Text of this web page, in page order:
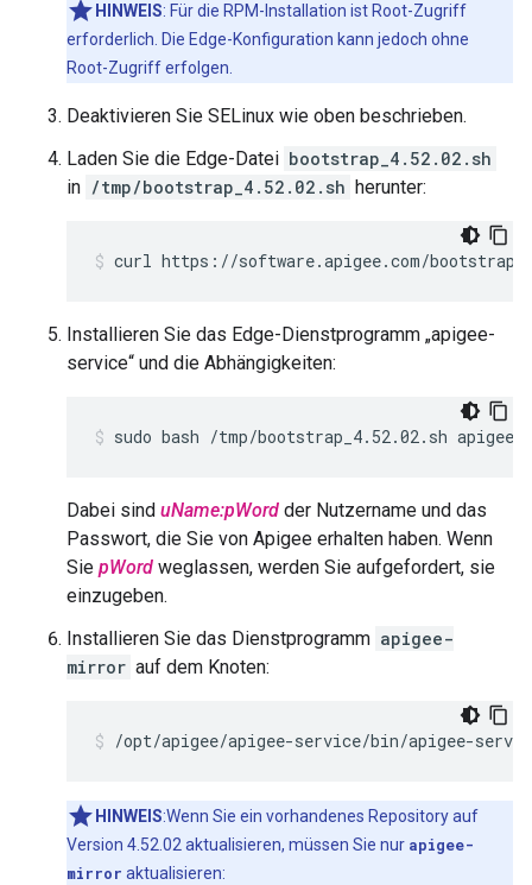
HINWEIS: Für die RPM-Installation ist Root-Zugriff
erforderlich. Die Edge-Konfiguration kann jedoch ohne
Root-Zugriff erfolgen.
Deaktivieren Sie SELinux wie oben beschrieben.
Laden Sie die Edge-Datei bootstrap_4.52.02.sh
in /tmp/bootstrap_4.52.02.sh herunter:
curl https://software.apigee.com/
Installieren Sie das Edge-Dienstprogramm „apigee-
service“ und die Abhängigkeiten:
sudo bash /tmp/bootstrap_4.52.02.sh
Dabei sind uName:pWord der Nutzername und das
Passwort, die Sie von Apigee erhalten haben. Wenn
Sie pWord weglassen, werden Sie aufgefordert, sie
einzugeben.
Installieren Sie das Dienstprogramm apigee-
mirror auf dem Knoten:
/opt/apigee/apigee-service/bin/apigee-
HINWEIS:Wenn Sie ein vorhandenes Repository auf
Version 4.52.02 aktualisieren, müssen Sie nur apigee-
mirror aktualisieren: